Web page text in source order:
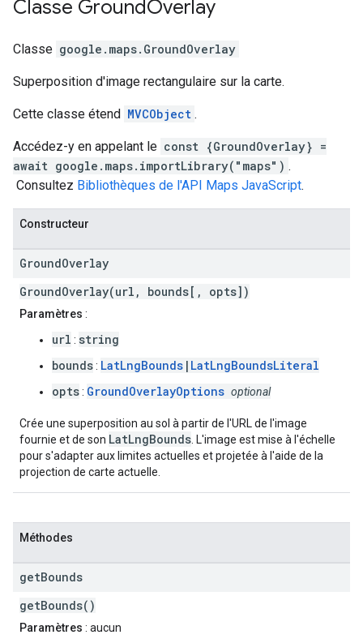
Classe GroundOverlay
Classe google.maps. GroundOverlay
Superposition d'image rectangulaire sur la carte.
Cette classe étend MVCObject .
Accédez-y en appelant le const {GroundOverlay} =
await google.maps.importLibrary("maps") .
Consultez Bibliothèques de l'API Maps JavaScript.
Constructeur
GroundOverlay
GroundOverlay(url, bounds[, opts])
Paramètres :
url : string
bounds: LatLngBounds | LatLngBoundsLiteral
opts: GroundOverlayOptions optional
Crée une superposition au sol à partir de l'URL de l'image
fournie et de son LatLngBounds . L'image est mise à l'échelle
pour s'adapter aux limites actuelles et projetée à l'aide de la
projection de carte actuelle.
Méthodes
getBounds
getBounds()
Paramètres : aucun